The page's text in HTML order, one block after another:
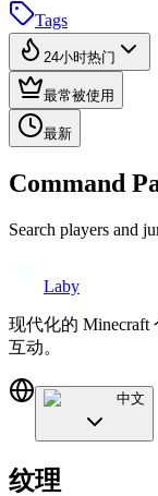
Tags
24小时热门
最常被使用
最新
Command
Search players and
Laby
现代化的
互动。
中文
纹理